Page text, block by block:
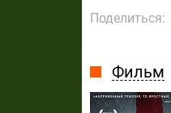
Поделиться:
Фильм